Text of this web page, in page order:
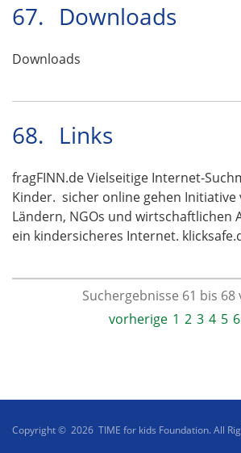
67. Downloads
Downloads
68. Links
fragFINN.de Vielseitige Internet-
Kinder. sicher online gehen Initiative
Ländern, NGOs und wirtschaftlichen
ein kindersicheres Internet.
Suchergebnisse 61 bis 68
vorherige 1 2 3 4 5 6
Copyright © 2026 TIME for kids Foundation. All